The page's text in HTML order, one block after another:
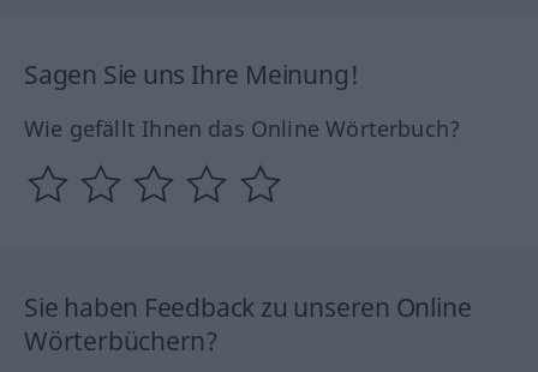
Sagen Sie uns Ihre Meinung!
Wie gefällt Ihnen das Online Wörterbuch?
Sie haben Feedback zu unseren Online
Wörterbüchern?